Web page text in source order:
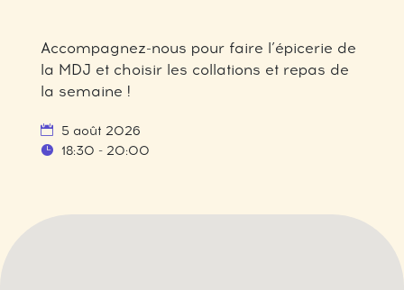
Accompagnez-nous pour faire l’épicerie de
la MDJ et choisir les collations et repas de
la semaine !
5 août 2026
18:30 - 20:00